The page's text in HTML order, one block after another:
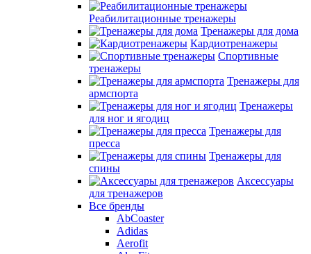
Реабилитационные тренажеры
Тренажеры для дома
Кардиотренажеры
Спортивные
тренажеры
Тренажеры для
армспорта
Тренажеры
для ног и ягодиц
Тренажеры для
пресса
Тренажеры для
спины
Аксессуары
для тренажеров
Все бренды
AbCoaster
Adidas
Aerofit